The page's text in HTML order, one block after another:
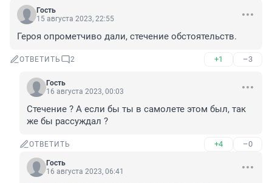
Гость
15 августа 2023, 22:55
Героя опрометчиво дали, стечение обстоятельств.
ОТВЕТИТЬ 2 +1 –3
Гость
16 августа 2023, 00:03
Стечение ? А если бы ты в самолете этом был, так
же бы рассуждал ?
ОТВЕТИТЬ +4 –0
Гость
16 августа 2023, 06:41